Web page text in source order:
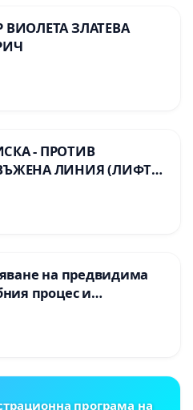
ЗЛАТЕВА
- ПРОТИВ
ЛИНИЯ (ЛИФТ)
НА
на предвидима
процес и
на равнопоставено
на учениците от
I“ и Хуманитарна
програма на